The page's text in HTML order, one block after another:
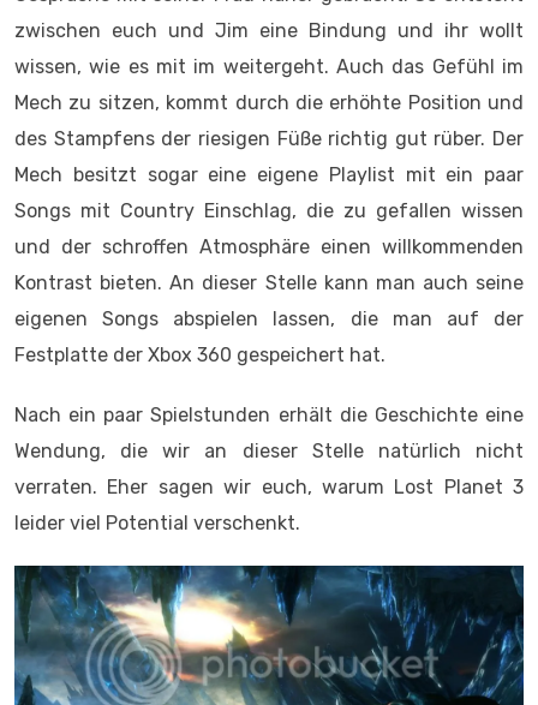
zwischen euch und Jim eine Bindung und ihr wollt
wissen, wie es mit im weitergeht. Auch das Gefühl im
Mech zu sitzen, kommt durch die erhöhte Position und
des Stampfens der riesigen Füße richtig gut rüber. Der
Mech besitzt sogar eine eigene Playlist mit ein paar
Songs mit Country Einschlag, die zu gefallen wissen
und der schroffen Atmosphäre einen willkommenden
Kontrast bieten. An dieser Stelle kann man auch seine
eigenen Songs abspielen lassen, die man auf der
Festplatte der Xbox 360 gespeichert hat.
Nach ein paar Spielstunden erhält die Geschichte eine
Wendung, die wir an dieser Stelle natürlich nicht
verraten. Eher sagen wir euch, warum Lost Planet 3
leider viel Potential verschenkt.